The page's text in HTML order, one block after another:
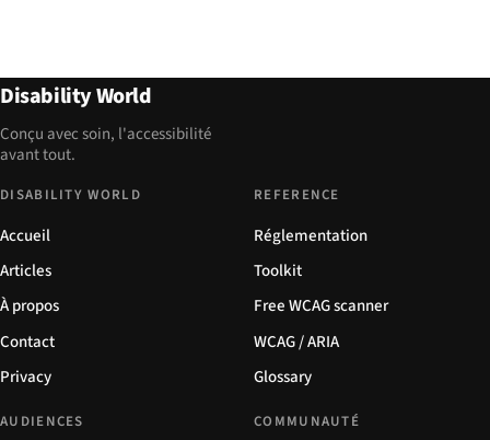
Disability World
Conçu avec soin, l'accessibilité
avant tout.
DISABILITY WORLD
Accueil
Articles
À propos
Contact
Privacy
REFERENCE
Réglementation
Toolkit
Free WCAG scanner
WCAG / ARIA
Glossary
AUDIENCES COMMUNAUTÉ